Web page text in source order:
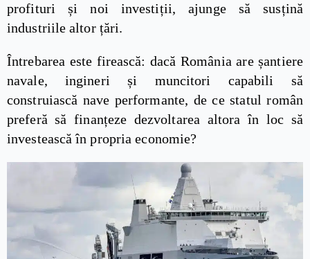
profituri și noi investiții, ajunge să susțină
industriile altor țări.
Întrebarea este firească: dacă România are șantiere
navale, ingineri și muncitori capabili să
construiască nave performante, de ce statul român
preferă să finanțeze dezvoltarea altora în loc să
investească în propria economie?